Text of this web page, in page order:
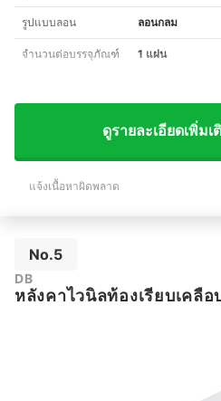
รูปแบบลอน ลอนกลม
จำนวนต่อบรรจุภัณฑ์ 1 แผ่น
ดูรายละเอียดเพิ่มเ
แจ้งเนื้อหาผิดพลาด
No.5
DB
หลังคาไวนิลท้องเรียบเคลือ